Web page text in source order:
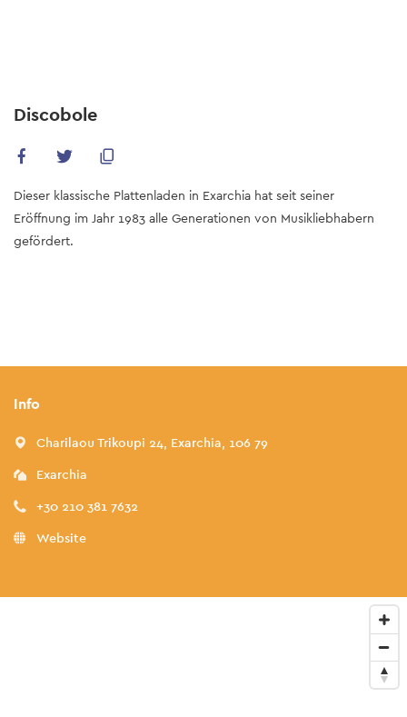
content
Discobole
Dieser klassische Plattenladen in Exarchia hat seit seiner
Eröffnung im Jahr 1983 alle Generationen von Musikliebhabern
gefördert.
Info
Charilaou Trikoupi 24, Exarchia, 106 79
Exarchia
+30 210 381 7632
Website